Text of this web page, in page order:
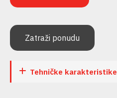
Zatraži ponudu
Tehničke karakteristike